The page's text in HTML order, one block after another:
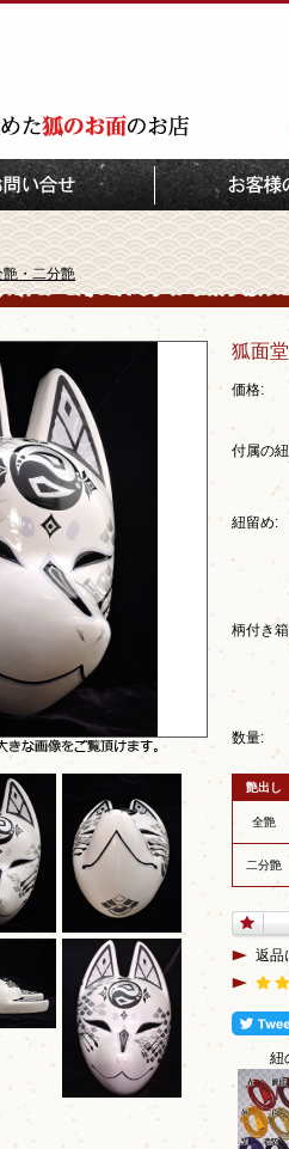
艶・二分艶
狐面
価格:
付属の
紐留め:
柄付き
数量:
艶出し
全艶
二分艶
返品
紐